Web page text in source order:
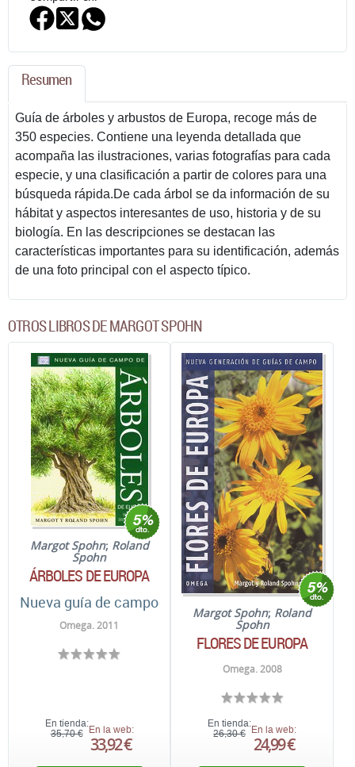
Resumen
Guía de árboles y arbustos de Europa, recoge más de
350 especies. Contiene una leyenda detallada que
acompaña las ilustraciones, varias fotografías para cada
especie, y una clasificación a partir de colores para una
búsqueda rápida.De cada árbol se da información de su
hábitat y aspectos interesantes de uso, historia y de su
biología. En las descripciones se destacan las
características importantes para su identificación, además
de una foto principal con el aspecto típico.
OTROS LIBROS DE MARGOT SPOHN
Margot Spohn; Roland
Spohn
ÁRBOLES DE EUROPA
Nueva guía de campo
Omega. 2011
En tienda:
35,70 € En la web:
33,92 €
Margot Spohn; Roland
Spohn
FLORES DE EUROPA
Omega. 2008
En tienda:
26,30 €
En la web:
24,99 €